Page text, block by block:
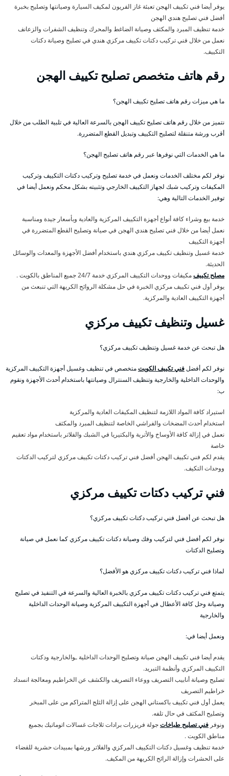
يوفر أيضا فني تكييف الهجن تعبئة غاز الفريون لمكيف السيارة وصيانتها وتصليح بخبرة
أفضل فني تصليح هندي الهجن
خدمة تنظيف المبرد والمكثف وصيانة الضاغط والمحرك وتنظيف الشفرات والزعانف
نعمل من خلال فني تركيب دكتات تكييف مركزي هندي في تصليح وصيانة دكتات
التكييف.
رقم هاتف متخصص تصليح تكييف الهجن
ما هي ميزات رقم هاتف تصليح تكييف الهجن؟
نتميز من خلال رقم هاتف تصليح تكييف الهجن بالسرعة العالية في تلبية الطلب من خلال
أقرب ورشة متنقلة لتصليح التكييف وتبديل القطع المتضررة.
ما هي الخدمات التي نوفرها عبر رقم هاتف تصليح الهجن؟
نوفر لكم مختلف الخدمات ونعمل في خدمة تصليح وتركيب دكتات التكييف وتركيب
المكيفات وتركيب شبك لجهاز التكييف الخارجي وتثبيته بشكل محكم ونعمل أيضا في
توفير الخدمات التالية وهي:
خدمة بيع وشراء كافة أنواع أجهزة التكييف المركزية والعادية وبأسعار جيدة ومناسبة
نعمل أيضا من خلال فني تصليح هندي الهجن في صيانة وتصليح القطع المتضررة في
أجهزة التكييف
خدمة غسيل وتنظيف تكييف مركزي هندي باستخدام أفضل الأجهزة والمعدات والوسائل
الحديثة.
مصلح تكييفمكيفات ووحدات التكييف المركزي خدمة 24/7 جميع المناطق بالكويت .
يوفر أول فني تكييف مركزي الخبرة في حل مشكلة الروائح الكريهة التي تنبعث من
أجهزة التكييف العادية والمركزية.
غسيل وتنظيف تكييف مركزي
هل تبحث عن خدمة غسيل وتنظيف تكييف مركزي؟
نوفر لكم أفضلفني تكييف الكويتمتخصص في تنظيف وغسيل أجهزة التكييف المركزية
والوحدات الداخلية والخارجية وتنظيف السنترال وصيانتها باستخدام أحدث الأجهزة ونقوم
ب:
استيراد كافة المواد اللازمة لتنظيف المكيفات العادية والمركزية
استخدام أحدث المضخات والفراشي الخاصة لتنظيف المبرد والمكثف
نعمل في إزالة كافة الأوساخ والأتربة والبكتيريا في الشبك والفلاتر باستخدام مواد تعقيم
خاصة
يقدم لكم فني تكييف الهجن أفضل فني تركيب دكتات تكييف مركزي لتركيب الدكتات
ووحدات التكيف.
فني تركيب دكتات تكييف مركزي
هل تبحث عن أفضل فني تركيب دكتات تكييف مركزي؟
نوفر لكم أفضل فني لتركيب وفك وصيانة دكتات تكييف مركزي كما نعمل في صيانة
وتصليح الدكتات
لماذا فني تركيب دكتات تكييف مركزي هو الأفضل؟
يتمتع فني تركيب دكتات تكييف مركزي بالخبرة العالية والسرعة في التنفيذ في تصليح
وصيانة وحل كافة الأعطال في أجهزة التكييف المركزية وصيانة الوحدات الداخلية
والخارجية
ونعمل أيضا في:
يقدم أيضا فني تكييف الهجن صيانة وتصليح الوحدات الداخلية ـوالخارجية ودكتات
التكييف المركزي وأنظمة التبريد.
تصليح وصيانة أنابيب التصريف ووعاء التصريف والكشف عن الخراطيم ومعالجة انسداد
خراطيم التصريف
يعمل أول فني تكييف باكستاني الهجن على إزالة الثلج المتراكم من على المبخر
وتصليح المكثف في حال تلفه.
ونوفر فني تصليح طباخاتجولة فريزرات برادات ثلاجات غسالات اتوماتيك بجميع
مناطق الكويت .
خدمة تنظيف وغسيل دكتات التكييف المركزي والفلاتر ورشها بمبيدات حشرية للقضاء
على الحشرات وإزالة الرائح الكريهة من المكيف.